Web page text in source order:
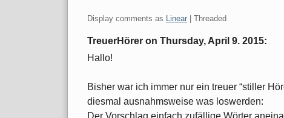
Display comments as Linear | Threaded
TreuerHörer on Thursday, April 9. 2015:
Hallo!
Bisher war ich immer nur ein treuer “stiller
diesmal ausnahmsweise was loswerden:
Der Vorschlag einfach zufällige Wörter